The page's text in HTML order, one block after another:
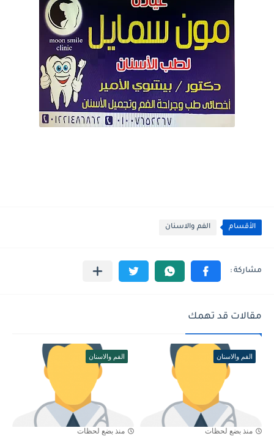
الأقسام الفم والاسنان
مقالات قد تهمك
الفم والاسنان
منذ بضع لحظات
الفم والاسنان
منذ بضع لحظات